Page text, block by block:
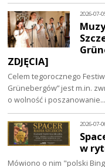
2026-07-
ZDJĘCIA]
Celem tegorocznego
Grünebergów” jest m.in.
o wolność i poszanowanie…
2026-07-
w
Mówiono o nim "polski